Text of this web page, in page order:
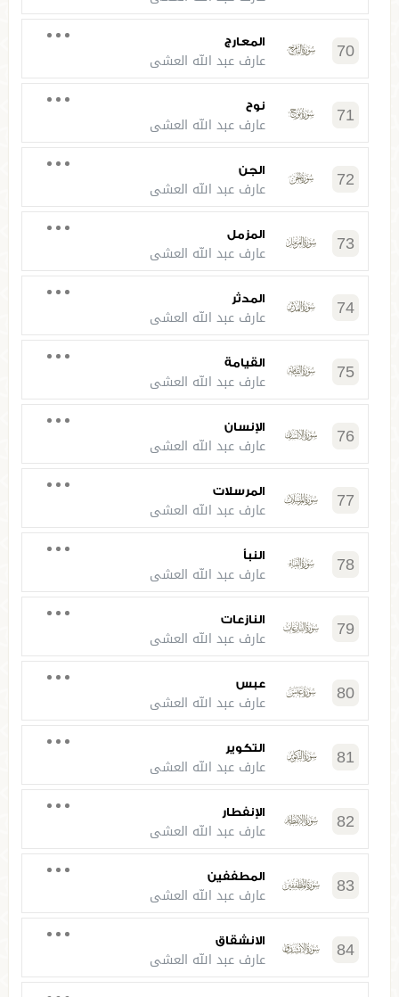
70 المعارج
عارف عبد الله العشي
71 نوح
عارف عبد الله العشي
72 الجن
عارف عبد الله العشي
73 المزمل
عارف عبد الله العشي
74 المدثر
عارف عبد الله العشي
75 القيامة
عارف عبد الله العشي
76 الإنسان
عارف عبد الله العشي
77 المرسلات
عارف عبد الله العشي
78 النبأ
عارف عبد الله العشي
79 النازعات
عارف عبد الله العشي
80 عبس
عارف عبد الله العشي
81 التكوير
عارف عبد الله العشي
82 الإنفطار
عارف عبد الله العشي
83 المطففين
عارف عبد الله العشي
84 الانشقاق
عارف عبد الله العشي